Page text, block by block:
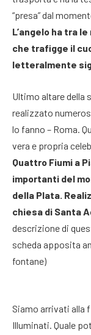
“presa” dal
L’angelo ha tra
che trafigge il
letteralmente
Ultimo altare della
realizzato
lo fanno – Roma.
vera e propria
Quattro Fiumi a
importanti del
della Plata.
chiesa di Santa
descrizione di
scheda apposita
fontane)
Siamo arrivati alla
Illuminati. Quale